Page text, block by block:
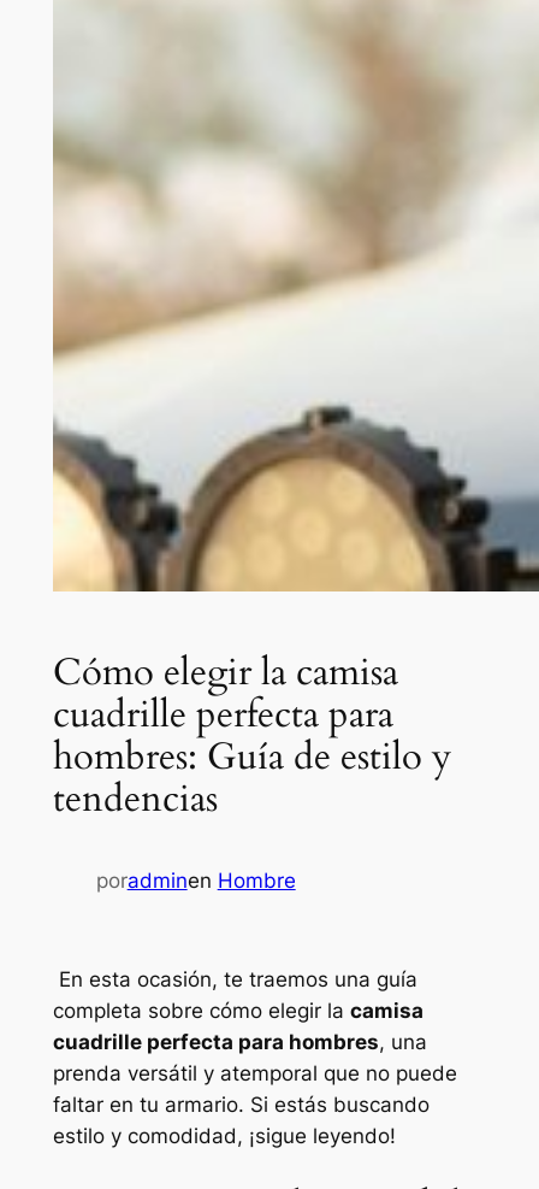
Cómo elegir la camisa
cuadrille perfecta para
hombres: Guía de estilo y
tendencias
poradminen Hombre
En esta ocasión, te traemos una guía
completa sobre cómo elegir la camisa
cuadrille perfecta para hombres, una
prenda versátil y atemporal que no puede
faltar en tu armario. Si estás buscando
estilo y comodidad, ¡sigue leyendo!